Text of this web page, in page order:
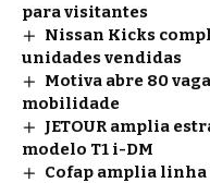
para visitantes
Nissan Kicks
unidades vendidas
Motiva abre 80
mobilidade
JETOUR amplia
modelo T1 i-DM
Cofap amplia linha